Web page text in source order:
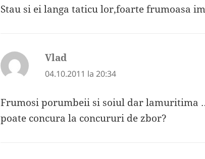
Stau si ei langa taticu lor,foarte frumoasa
Vlad
04.10.2011 la 20:34
Frumosi porumbeii si soiul dar lamuritima
poate concura la concururi de zbor?